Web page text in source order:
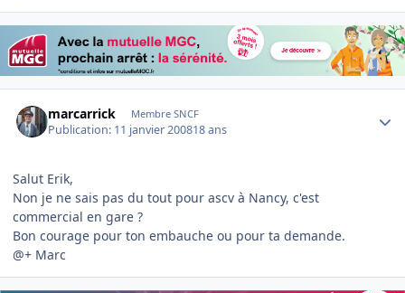
marcarrick Membre SNCF
Publication: 11 janvier 200818 ans
Salut Erik,
Non je ne sais pas du tout pour ascv à Nancy, c'est
commercial en gare ?
Bon courage pour ton embauche ou pour ta demande.
@+ Marc